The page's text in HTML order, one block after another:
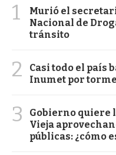
1
Murió el
Nacional de
tránsito
2
Casi todo el país
Inumet por
3
Gobierno quiere
Vieja
públicas: ¿cómo